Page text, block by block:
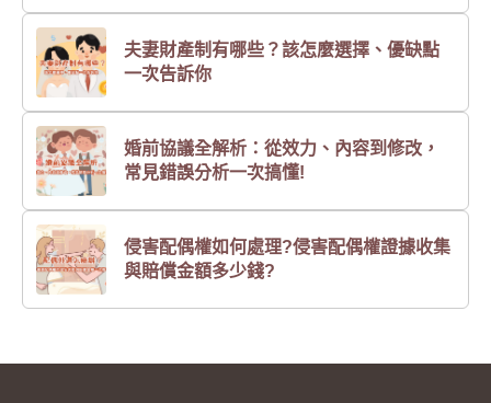
夫妻財產制有哪些？該怎麼選擇、優缺點
一次告訴你
婚前協議全解析：從效力、內容到修改，
常見錯誤分析一次搞懂!
侵害配偶權如何處理?侵害配偶權證據收集
與賠償金額多少錢?